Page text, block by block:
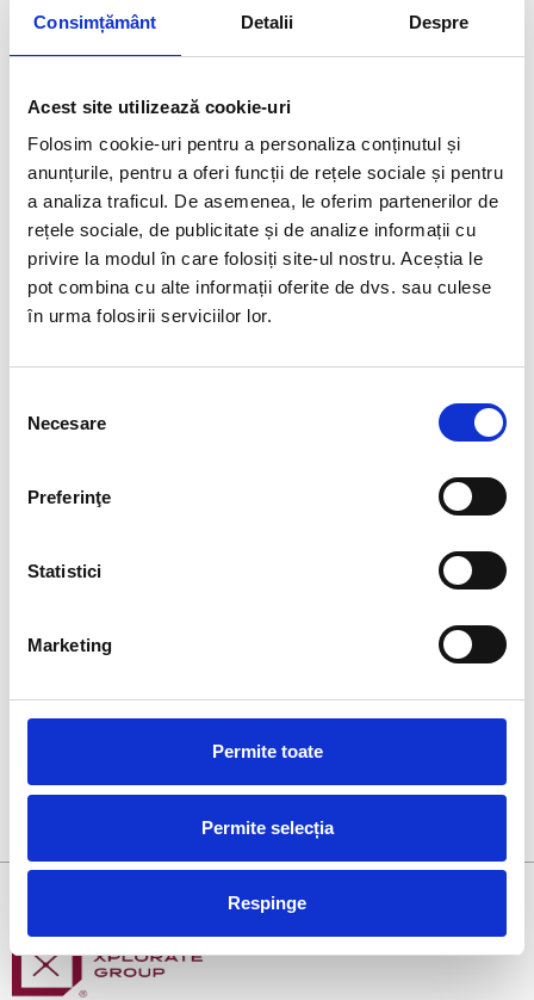
Consimțământ Detalii Despre
Acest site utilizează cookie-uri
Folosim cookie-uri pentru a personaliza conținutul și
anunțurile, pentru a oferi funcții de rețele sociale și pentru
a analiza traficul. De asemenea, le oferim partenerilor de
rețele sociale, de publicitate și de analize informații cu
privire la modul în care folosiți site-ul nostru. Aceștia le
pot combina cu alte informații oferite de dvs. sau culese
în urma folosirii serviciilor lor.
consimțământului
Necesare
Preferinţe
Statistici
Marketing
Permite toate
Permite selecția
Respinge
Scop lucrare:
Asistență topografică pentru trasarea
elementelor proiectate, servicii cadastrale
pentru intabularea și apartamentarea
clădire cu regim de înălțime S+P+2E+E3R+E4R,
desfășurată 4396mp
individuale
plan de situatie planimetric și altimetric pentru
documentație as-build clădire existentă (relevee
obținerii autorizației de extindere.